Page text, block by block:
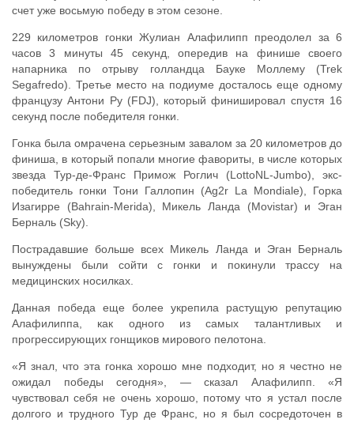
счет уже восьмую победу в этом сезоне.
229 километров гонки Жулиан Алафилипп преодолел за 6
часов 3 минуты 45 секунд, опередив на финише своего
напарника по отрыву голландца Бауке Моллему (Trek
Segafredo). Третье место на подиуме досталось еще одному
французу Антони Ру (FDJ), который финишировал спустя 16
секунд после победителя гонки.
Гонка была омрачена серьезным завалом за 20 километров до
финиша, в который попали многие фавориты, в числе которых
звезда Тур-де-Франс Примож Роглич (LottoNL-Jumbo), экс-
победитель гонки Тони Галлопин (Ag2r La Mondiale), Горка
Изагирре (Bahrain-Merida), Микель Ланда (Movistar) и Эган
Берналь (Sky).
Пострадавшие больше всех Микель Ланда и Эган Берналь
вынуждены были сойти с гонки и покинули трассу на
медицинских носилках.
Данная победа еще более укрепила растущую репутацию
Алафилиппа, как одного из самых талантливых и
прогрессирующих гонщиков мирового пелотона.
«Я знал, что эта гонка хорошо мне подходит, но я честно не
ожидал победы сегодня», — сказал Алафилипп. «Я
чувствовал себя не очень хорошо, потому что я устал после
долгого и трудного Тур де Франс, но я был сосредоточен в